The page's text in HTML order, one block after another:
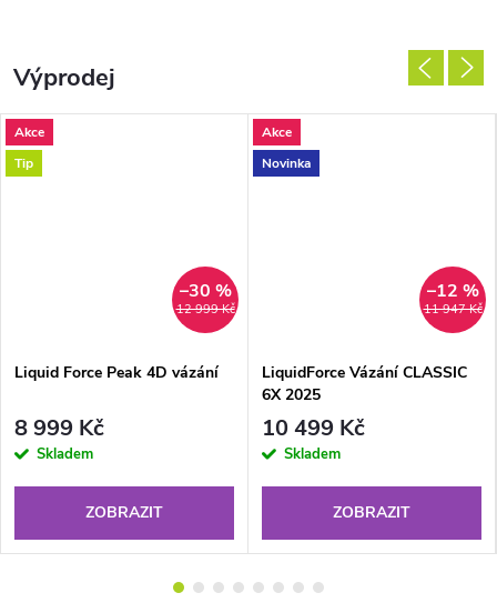
Výprodej
Akce
Tip
12 999 Kč
–30 %
Liquid Force Peak 4D vázání
8 999 Kč
Skladem
ZOBRAZIT
Akce
Novinka
11 947 Kč
–12 %
LiquidForce Vázání CLASSIC
6X 2025
10 499 Kč
Skladem
ZOBRAZIT